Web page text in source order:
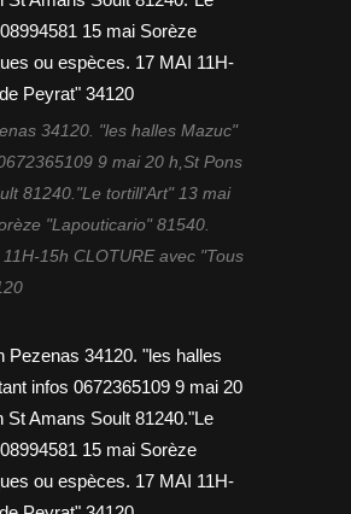
34120. "les halles Mazuc"
9 mai 20 h,St Pons
81240."Le tortill'Art" 13 mai
"Lapouticario" 81540.
15h CLOTURE avec "Tous